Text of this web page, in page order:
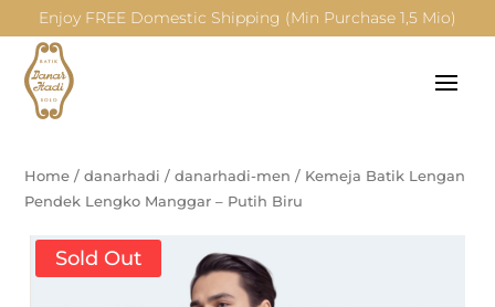
Enjoy FREE Domestic Shipping (Min Purchase 1,5 Mio)
Home /danarhadi /danarhadi-men / Kemeja Batik Lengan
Pendek Lengko Manggar – Putih Biru
Sold Out